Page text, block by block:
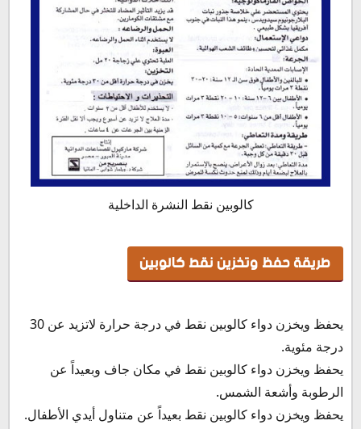
كالوبين نقط النشرة الداخلية
طريقة حفظ وتخزين نقط كالوبين
يحفظ ويخزن دواء كالوبين نقط في درجة حرارة لاتزيد عن 30
درجة مئوية.
يحفظ ويخزن دواء كالوبين نقط في مكان جاف وبعيداً عن
الرطوبة وأشعة الشمس.
يحفظ ويخزن دواء كالوبين نقط بعيداً عن متناول أيدي الأطفال.